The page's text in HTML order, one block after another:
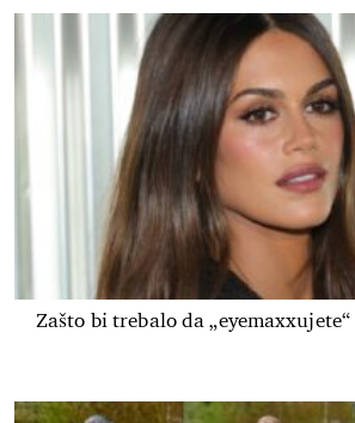
Zašto bi trebalo da